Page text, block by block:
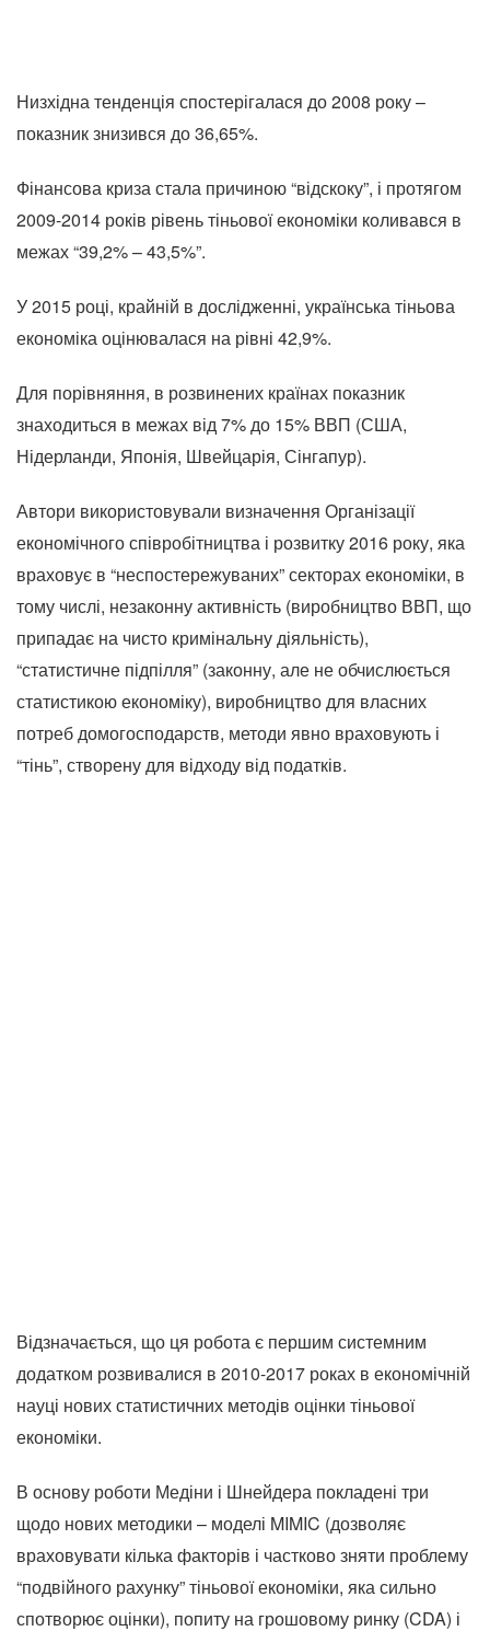
Низхідна тенденція спостерігалася до 2008 року –
показник знизився до 36,65%.
Фінансова криза стала причиною “відскоку”, і протягом
2009-2014 років рівень тіньової економіки коливався в
межах “39,2% – 43,5%”.
У 2015 році, крайній в дослідженні, українська тіньова
економіка оцінювалася на рівні 42,9%.
Для порівняння, в розвинених країнах показник
знаходиться в межах від 7% до 15% ВВП (США,
Нідерланди, Японія, Швейцарія, Сінгапур).
Автори використовували визначення Організації
економічного співробітництва і розвитку 2016 року, яка
враховує в “неспостережуваних” секторах економіки, в
тому числі, незаконну активність (виробництво ВВП, що
припадає на чисто кримінальну діяльність),
“статистичне підпілля” (законну, але не обчислюється
статистикою економіку), виробництво для власних
потреб домогосподарств, методи явно враховують і
“тінь”, створену для відходу від податків.
Відзначається, що ця робота є першим системним
додатком розвивалися в 2010-2017 роках в економічній
науці нових статистичних методів оцінки тіньової
економіки.
В основу роботи Медіни і Шнейдера покладені три
щодо нових методики – моделі MIMIC (дозволяє
враховувати кілька факторів і частково зняти проблему
“подвійного рахунку” тіньової економіки, яка сильно
спотворює оцінки), попиту на грошовому ринку (CDA) і